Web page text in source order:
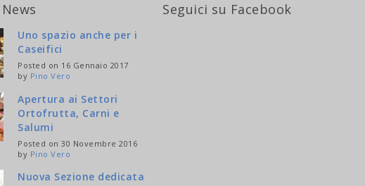
Uno spazio anche per i
Caseifici
Posted on 16 Gennaio 2017
by Pino Vero
Apertura ai Settori
Ortofrutta, Carni e
Salumi
Posted on 30 Novembre 2016
by Pino Vero
Nuova Sezione dedicata
Seguici su Facebook